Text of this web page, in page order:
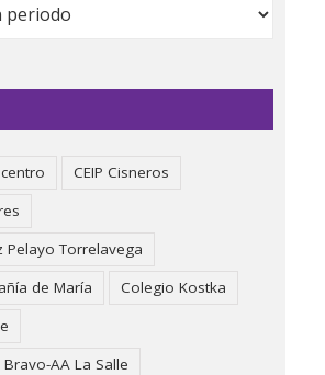
CEIP Cisneros
Pelayo Torrelavega
de María
Colegio Kostka
AA La Salle